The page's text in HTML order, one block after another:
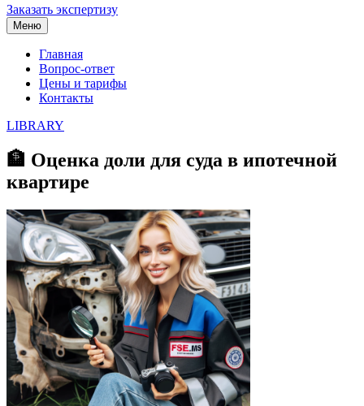
Заказать экспертизу
Меню
Главная
Вопрос-ответ
Цены и тарифы
Контакты
LIBRARY
🏦 Оценка доли для суда в ипотечной
квартире